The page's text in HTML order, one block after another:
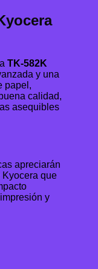
TK-582K
y una
papel,
calidad,
asequibles
apreciarán
Kyocera que
y